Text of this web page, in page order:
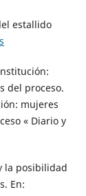
estallido
del proceso.
mujeres
« Diario y
la posibilidad
En: